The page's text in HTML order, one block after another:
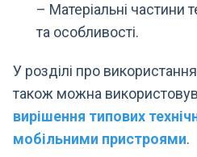
– Матеріальні частини
та особливості.
У розділі про
також можна
вирішення типових
мобільними пристроями.